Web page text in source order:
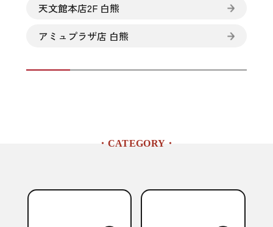
天文館本店2F 白熊
アミュプラザ店 白熊
・ CATEGORY ・